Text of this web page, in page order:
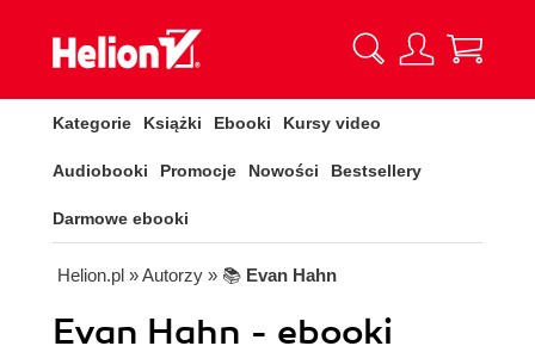
Kategorie Książki Ebooki Kursy video
Audiobooki Promocje Nowości Bestsellery
Darmowe ebooki
Helion.pl » Autorzy » 📚 Evan Hahn
Evan Hahn - ebooki